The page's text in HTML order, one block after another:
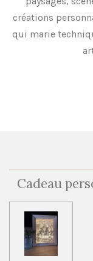
créations
qui marie
Cadeau